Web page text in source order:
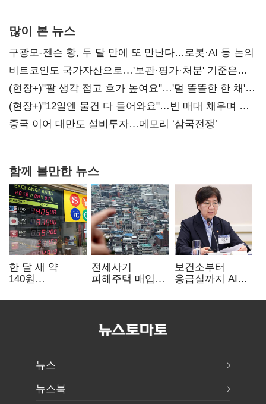
많이 본 뉴스
구광모-젠슨 황, 두 달 만에 또 만난다…로봇·AI 등 논의
비트코인도 국가자산으로…'보관·평가·처분' 기준은
숙제
(현장+)"팔 생각 접고 호가 높여요"…'덜 똘똘한 한 채'
20억 키맞추기
(현장+)"12일엔 물건 다 들어와요"…빈 매대 채우며 문
연 홈플러스
중국 이어 대만도 설비투자…메모리 ‘삼국전쟁’
함께 볼만한 뉴스
한 달 새 약
140원
엔저'에 원화
전세사기
피해주택 매입
누적 피해자
보건소부터
응급실까지 AI
혁신 본격화
뉴스
뉴스북